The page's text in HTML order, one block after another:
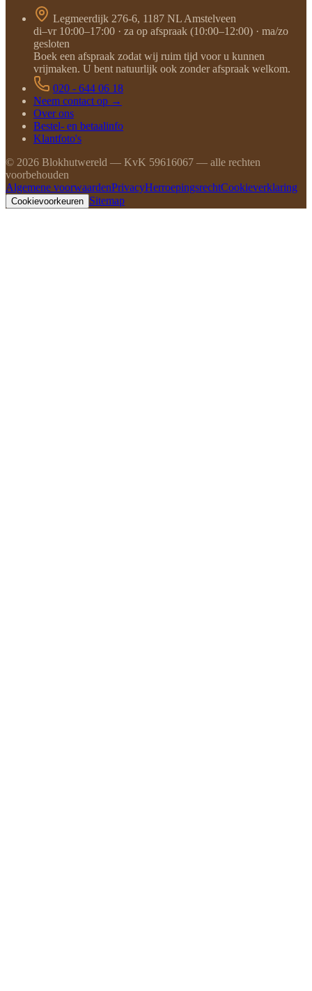
Legmeerdijk 276-6, 1187 NL Amstelveen
di–vr 10:00–17:00 · za op afspraak (10:00–12:00) · ma/zo
gesloten
Boek een afspraak zodat wij ruim tijd voor u kunnen
vrijmaken. U bent natuurlijk ook zonder afspraak welkom.
020 - 644 06 18
Neem contact op →
Over ons
Bestel- en betaalinfo
Klantfoto's
© 2026 Blokhutwereld — KvK 59616067 — alle rechten
voorbehouden
Algemene voorwaardenPrivacyHerroepingsrechtCookieverklaring
Cookievoorkeuren Sitemap